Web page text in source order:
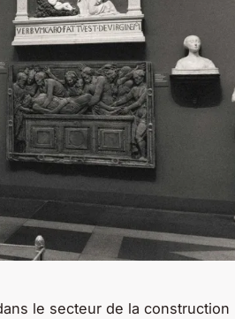
le secteur de la construction